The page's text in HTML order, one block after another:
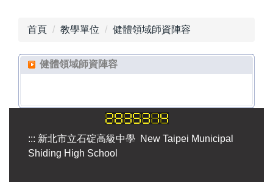
首頁 教學單位 健體領域師資陣容
健體領域師資陣容
::: 新北市立石碇高級中學 New Taipei Municipal
Shiding High School